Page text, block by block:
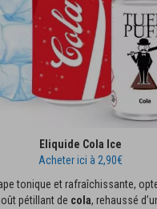
Eliquide Cola Ice
Acheter ici à 2,90€
tonique et rafraîchissante,
pétillant de cola, rehaussé